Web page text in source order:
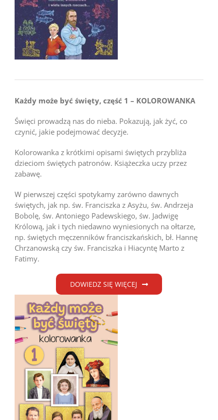
Każdy może być święty, część 1 – KOLOROWANKA
Święci prowadzą nas do nieba. Pokazują, jak żyć, co
czynić, jakie podejmować decyzje.
Kolorowanka z krótkimi opisami świętych przybliża
dzieciom świętych patronów. Książeczka uczy przez
zabawę.
W pierwszej części spotykamy zarówno dawnych
świętych, jak np. św. Franciszka z Asyżu, św. Andrzeja
Bobolę, św. Antoniego Padewskiego, św. Jadwigę
Królową, jak i tych niedawno wyniesionych na ołtarze,
np. świętych męczenników franciszkańskich, bł. Hannę
Chrzanowską czy św. Franciszka i Hiacyntę Marto z
Fatimy.
DOWIEDZ SIĘ WIĘCEJ